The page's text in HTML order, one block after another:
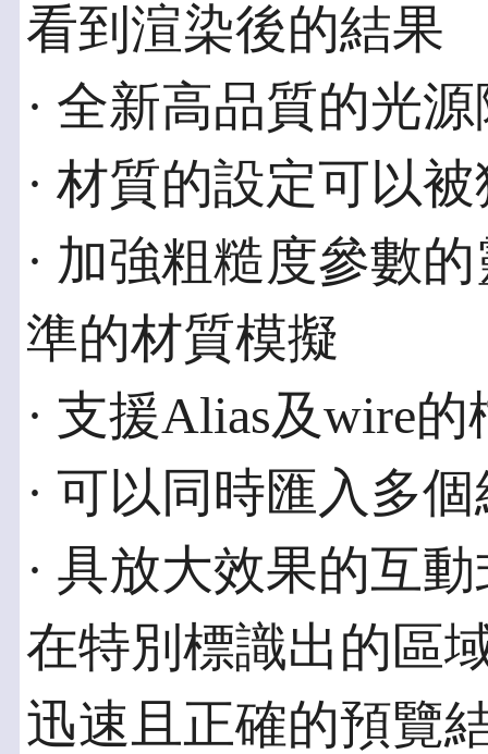
看到渲染後的結果
· 全新高品質的光
· 材質的設定可以
· 加強粗糙度參數
準的材質模擬
· 支援Alias及wire
· 可以同時匯入多
· 具放大效果的互
在特別標識出的區
迅速且正確的預覽